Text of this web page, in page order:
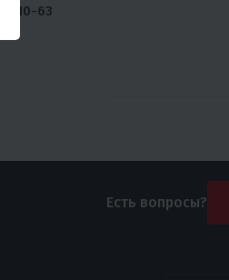
10-63
Есть вопросы?